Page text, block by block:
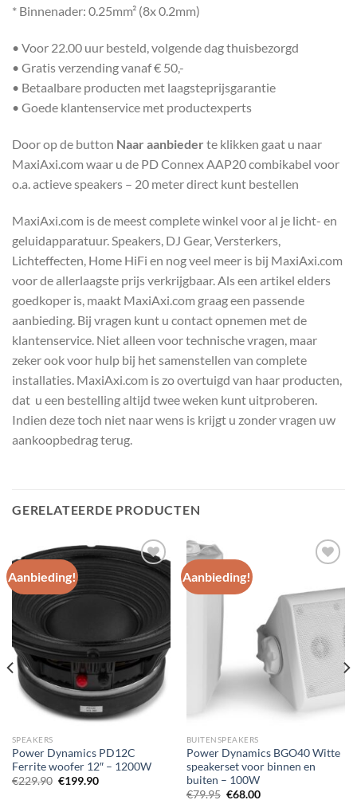
* Binnenader: 0.25mm² (8x 0.2mm)
• Voor 22.00 uur besteld, volgende dag thuisbezorgd
• Gratis verzending vanaf € 50,-
• Betaalbare producten met laagsteprijsgarantie
• Goede klantenservice met productexperts
Door op de button Naar aanbieder te klikken gaat u naar
MaxiAxi.com waar u de PD Connex AAP20 combikabel voor
o.a. actieve speakers – 20 meter direct kunt bestellen
MaxiAxi.com is de meest complete winkel voor al je licht- en
geluidapparatuur. Speakers, DJ Gear, Versterkers,
Lichteffecten, Home HiFi en nog veel meer is bij MaxiAxi.com
voor de allerlaagste prijs verkrijgbaar. Als een artikel elders
goedkoper is, maakt MaxiAxi.com graag een passende
aanbieding. Bij vragen kunt u contact opnemen met de
klantenservice. Niet alleen voor technische vragen, maar
zeker ook voor hulp bij het samenstellen van complete
installaties. MaxiAxi.com is zo overtuigd van haar producten,
dat u een bestelling altijd twee weken kunt uitproberen.
Indien deze toch niet naar wens is krijgt u zonder vragen uw
aankoopbedrag terug.
GERELATEERDE PRODUCTEN
Aanbieding!
Toevoegen
aan
wenslijst
SPEAKERS
Power Dynamics PD12C
Ferrite woofer 12″ – 1200W
€229.90 Oorspronkelijke
€199.90Huidige
Aanbieding!
Toevoegen
BUITENSPEAKERS
Power Dynamics BGO40 Witte
speakerset voor binnen en
buiten – 100W
€79.95 Oorspronkelijke
€68.00Huidige